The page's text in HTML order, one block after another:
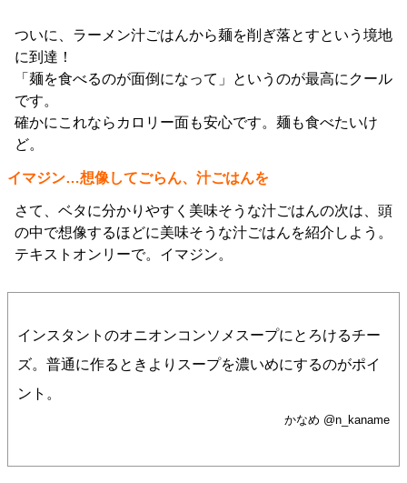
ついに、ラーメン汁ごはんから麺を削ぎ落とすという境地
に到達！
「麺を食べるのが面倒になって」というのが最高にクール
です。
確かにこれならカロリー面も安心です。麺も食べたいけ
ど。
イマジン…想像してごらん、汁ごはんを
さて、ベタに分かりやすく美味そうな汁ごはんの次は、頭
の中で想像するほどに美味そうな汁ごはんを紹介しよう。
テキストオンリーで。イマジン。
インスタントのオニオンコンソメスープにとろけるチー
ズ。普通に作るときよりスープを濃いめにするのがポイ
ント。
かなめ @n_kaname